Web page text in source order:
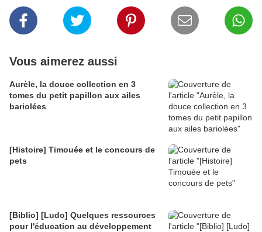
Vous aimerez aussi
Aurèle, la douce collection en 3
tomes du petit papillon aux ailes
bariolées
[Histoire] Timouée et le concours de
pets
[Biblio] [Ludo] Quelques ressources
pour l'éducation au développement